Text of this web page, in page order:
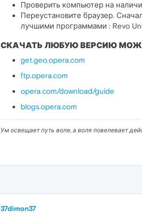
Проверить компьютер на
Переустановите браузер.
лучшими программами : Revo
СКАЧАТЬ ЛЮБУЮ ВЕРСИЮ
get.geo.opera.com
ftp.opera.com
opera.com/download/guide
blogs.opera.com
Ум освещает путь воле, а воля повелевает
37dimon37